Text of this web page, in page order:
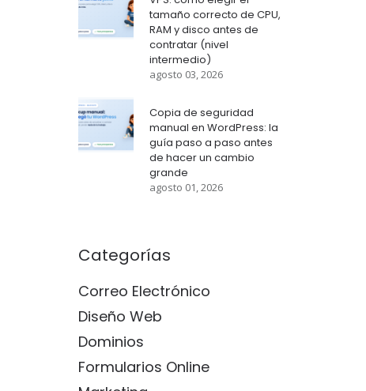
tamaño correcto de CPU,
RAM y disco antes de
contratar (nivel
intermedio)
agosto 03, 2026
Copia de seguridad
manual en WordPress: la
guía paso a paso antes
de hacer un cambio
grande
agosto 01, 2026
Categorías
Correo Electrónico
Diseño Web
Dominios
Formularios Online